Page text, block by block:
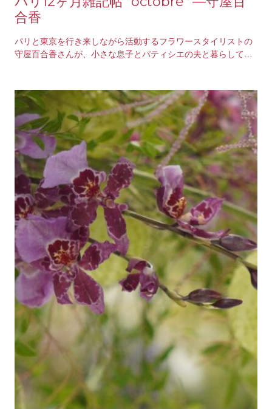
合香
パリと東京を行き来しながら活動するフラワースタイリストの
守屋百合香さんが、小さな息子とパティシエの夫と暮らしてい